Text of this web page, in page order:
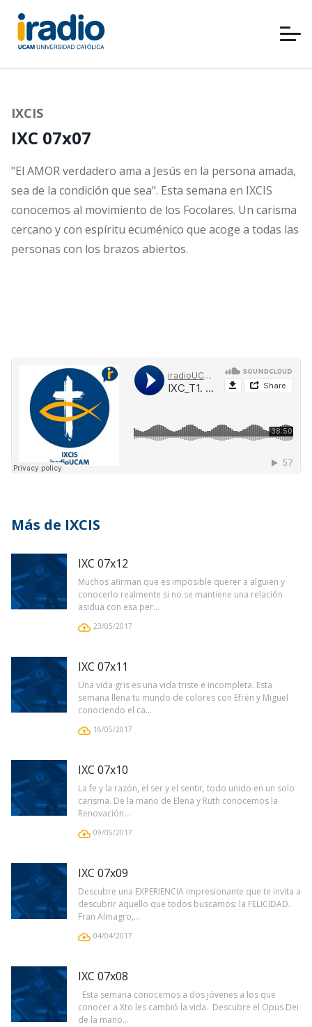
Pasar
contenido
principal
IXCIS
IXC 07x07
"El AMOR verdadero ama a Jesús en la persona amada,
sea de la condición que sea". Esta semana en IXCIS
conocemos al movimiento de los Focolares. Un carisma
cercano y con espíritu ecuménico que acoge a todas las
personas con los brazos abiertos.
Más de IXCIS
IXC 07x12
Muchos afirman que es imposible querer a alguien y
conocerlo realmente si no se mantiene una relación
asidua con esa per...
23/05/2017
IXC 07x11
Una vida gris es una vida triste e incompleta. Esta
semana llena tu mundo de colores con Efrén y Miguel
conociendo el ca...
16/05/2017
IXC 07x10
La fe y la razón, el ser y el sentir, todo unido en un solo
carisma. De la mano de Elena y Ruth conocemos la
Renovación...
09/05/2017
IXC 07x09
Descubre una EXPERIENCIA impresionante que te invita a
descubrir aquello que todos buscamos: la FELICIDAD.
Fran Almagro,...
04/04/2017
IXC 07x08
Esta semana conocemos a dos jóvenes a los que
conocer a Xto les cambió la vida. Descubre el Opus Dei
de la mano...